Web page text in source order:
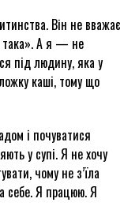
Він не вважає
така». А я — не
під людину, яка у
каші, тому що
і почуватися
у супі. Я не хочу
чому не з’їла
себе. Я працюю. Я